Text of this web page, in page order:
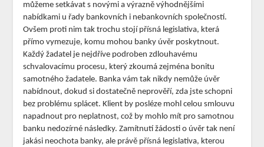
můžeme setkávat s novými a výrazně výhodnějšími
nabídkami u řady bankovních i nebankovních společností.
Ovšem proti nim tak trochu stojí přísná legislativa, která
přímo vymezuje, komu mohou banky úvěr poskytnout.
Každý žadatel je nejdříve podroben zdlouhavému
schvalovacímu procesu, který zkoumá zejména bonitu
samotného žadatele. Banka vám tak nikdy nemůže úvěr
nabídnout, dokud si dostatečně neprověří, zda jste schopni
bez problému splácet. Klient by posléze mohl celou smlouvu
napadnout pro neplatnost, což by mohlo mít pro samotnou
banku nedozírné následky. Zamítnutí žádosti o úvěr tak není
jakási neochota banky, ale právě přísná legislativa, kterou